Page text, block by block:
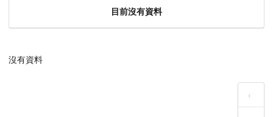
目前沒有資料
沒有資料
‹